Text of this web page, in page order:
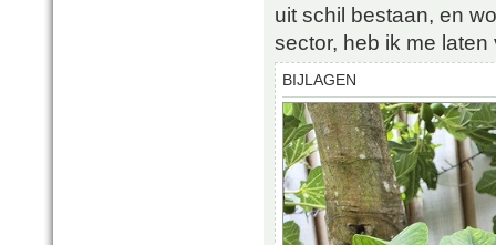
uit schil bestaan, en
sector, heb ik me
BIJLAGEN